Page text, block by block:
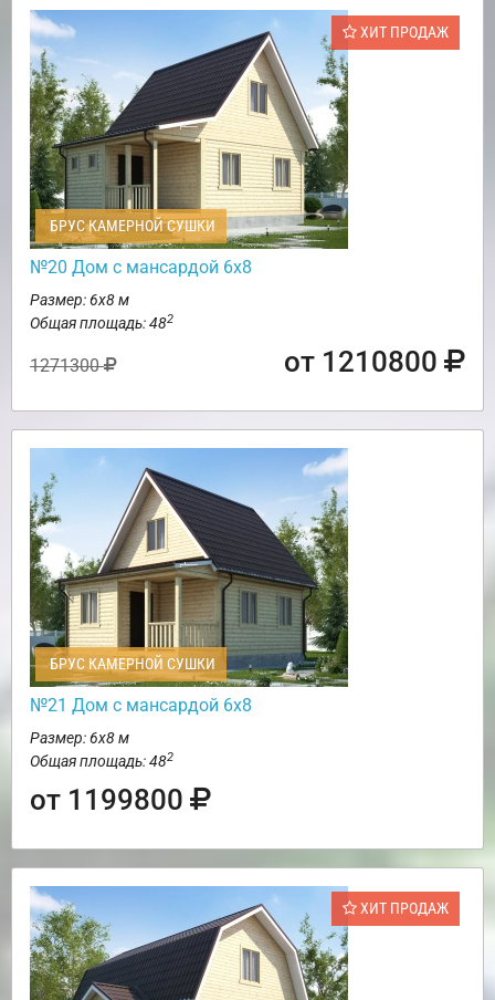
ХИТ ПРОДАЖ
БРУС КАМЕРНОЙ СУШКИ
№20 Дом с мансардой 6х8
Размер: 6х8 м
Общая площадь: 482
1271300 от 1210800
БРУС КАМЕРНОЙ СУШКИ
№21 Дом с мансардой 6х8
Размер: 6х8 м
Общая площадь: 482
от 1199800
ХИТ ПРОДАЖ